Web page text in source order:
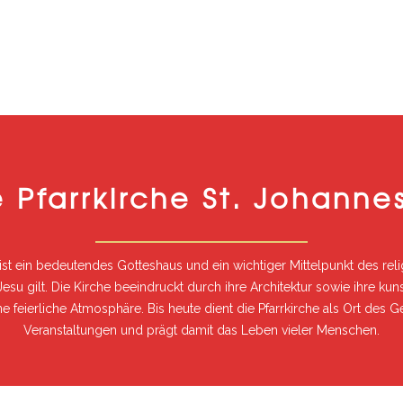
Pfarrkirche St.
ein bedeutendes Gotteshaus und ein wichtiger Mittelpunkt des
gilt. Die Kirche beeindruckt durch ihre Architektur sowie ihre
feierliche Atmosphäre. Bis heute dient die Pfarrkirche als Ort des
Veranstaltungen und prägt damit das Leben vieler Menschen.